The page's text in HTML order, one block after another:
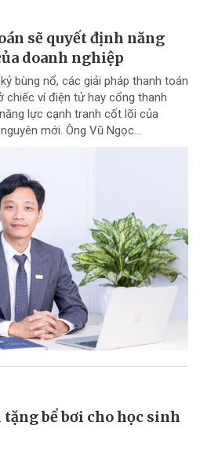
sẽ quyết định năng
doanh nghiệp
bùng nổ, các giải pháp thanh toán
chiếc ví điện tử hay cổng thanh
lực cạnh tranh cốt lõi của
mới. Ông Vũ Ngọc...
bể bơi cho học sinh